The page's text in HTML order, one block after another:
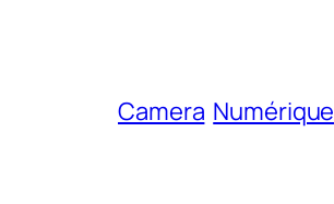
Camera Numérique